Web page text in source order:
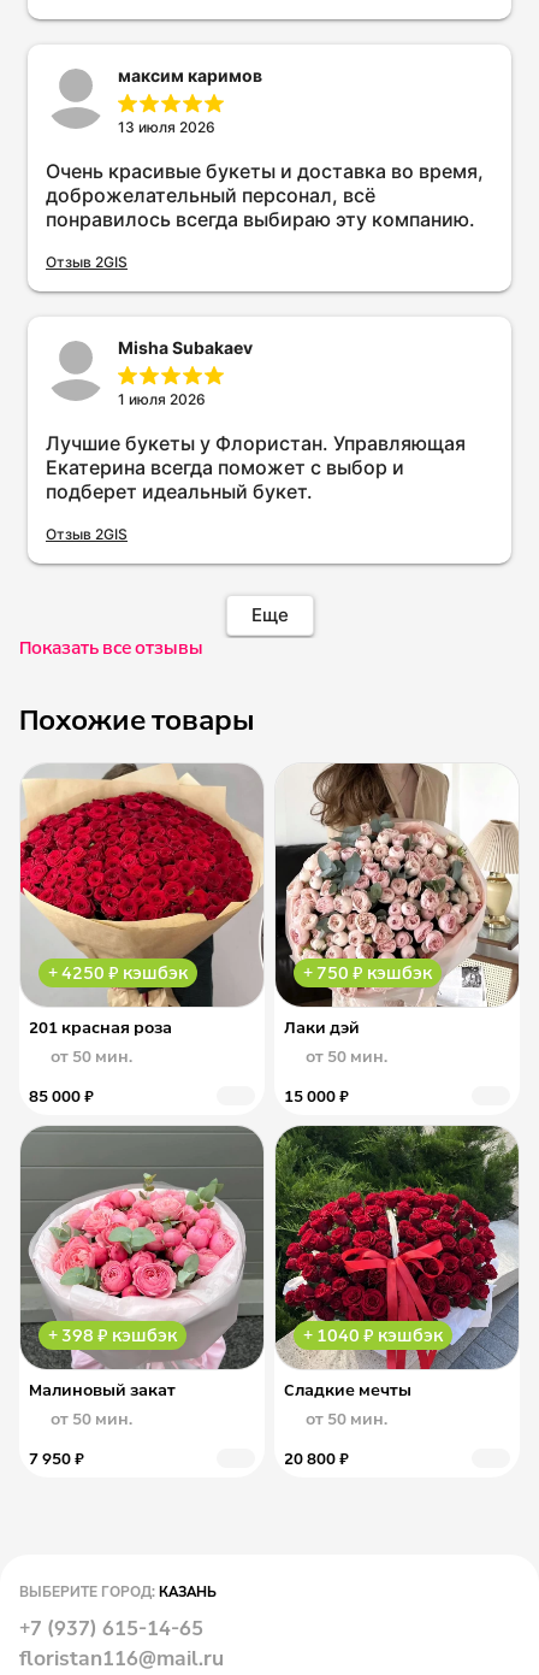
максим каримов
13 июля 2026
Очень красивые букеты и доставка во время,
доброжелательный персонал, всё
понравилось всегда выбираю эту компанию.
Отзыв 2GIS
Misha Subakaev
1 июля 2026
Лучшие букеты у Флористан. Управляющая
Екатерина всегда поможет с выбор и
подберет идеальный букет.
Отзыв 2GIS
Еще
Показать все отзывы
Похожие товары
+ 4250 ₽ кэшбэк
201 красная роза
от 50 мин.
85 000 ₽
+ 750 ₽ кэшбэк
Лаки дэй
от 50 мин.
15 000 ₽
+ 398 ₽ кэшбэк
Малиновый закат
от 50 мин.
7 950 ₽
+ 1040 ₽ кэшбэк
Сладкие мечты
от 50 мин.
20 800 ₽
ВЫБЕРИТЕ ГОРОД:КАЗАНЬ
+7 (937) 615-14-65
floristan116@mail.ru